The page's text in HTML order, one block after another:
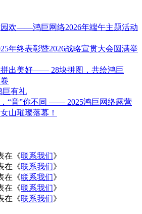
欢——鸿巨网络2026年端午主题活动
年终表彰暨2026战略宣贯大会圆满举
出美好—— 28块拼图，共绘鸿巨
巨有礼
“音”你不同 —— 2025鸿巨网络露营
山璀璨落幕！
在《联系我们》
在《联系我们》
在《联系我们》
在《联系我们》
在《联系我们》